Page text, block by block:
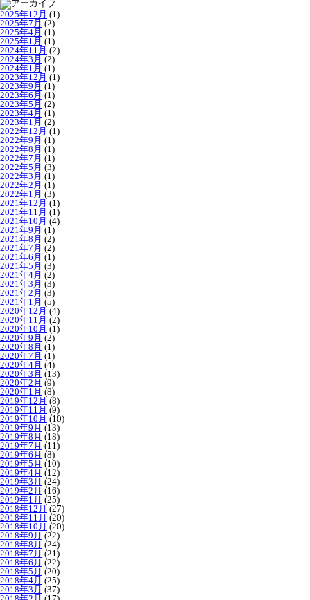
2025年12月 (1)
2025年7月 (2)
2025年4月 (1)
2025年1月 (1)
2024年11月 (2)
2024年3月 (2)
2024年1月 (1)
2023年12月 (1)
2023年9月 (1)
2023年6月 (1)
2023年5月 (2)
2023年4月 (1)
2023年1月 (2)
2022年12月 (1)
2022年9月 (1)
2022年8月 (1)
2022年7月 (1)
2022年5月 (3)
2022年3月 (1)
2022年2月 (1)
2022年1月 (3)
2021年12月 (1)
2021年11月 (1)
2021年10月 (4)
2021年9月 (1)
2021年8月 (2)
2021年7月 (2)
2021年6月 (1)
2021年5月 (3)
2021年4月 (2)
2021年3月 (3)
2021年2月 (3)
2021年1月 (5)
2020年12月 (4)
2020年11月 (2)
2020年10月 (1)
2020年9月 (2)
2020年8月 (1)
2020年7月 (1)
2020年4月 (4)
2020年3月 (13)
2020年2月 (9)
2020年1月 (8)
2019年12月 (8)
2019年11月 (9)
2019年10月 (10)
2019年9月 (13)
2019年8月 (18)
2019年7月 (11)
2019年6月 (8)
2019年5月 (10)
2019年4月 (12)
2019年3月 (24)
2019年2月 (16)
2019年1月 (25)
2018年12月 (27)
2018年11月 (20)
2018年10月 (20)
2018年9月 (22)
2018年8月 (24)
2018年7月 (21)
2018年6月 (22)
2018年5月 (20)
2018年4月 (25)
2018年3月 (37)